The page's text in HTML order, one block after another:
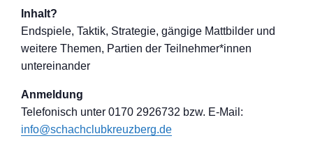
Inhalt?
Endspiele, Taktik, Strategie, gängige Mattbilder und
weitere Themen, Partien der Teilnehmer*innen
untereinander
Anmeldung
Telefonisch unter 0170 2926732 bzw. E-Mail:
info@schachclubkreuzberg.de